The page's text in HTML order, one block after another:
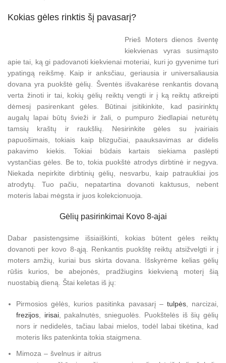
Kokias gėles rinktis šį pavasarį?
Prieš Moters dienos šventę
kiekvienas vyras susimąsto
apie tai, ką gi padovanoti kiekvienai moteriai, kuri jo gyvenime turi
ypatingą reikšmę. Kaip ir anksčiau, geriausia ir universaliausia
dovana yra puokštė gėlių. Šventės išvakarėse renkantis dovaną
verta žinoti ir tai, kokių gėlių reiktų vengti ir į ką reiktų atkreipti
dėmesį pasirenkant gėles. Būtinai įsitikinkite, kad pasirinktų
augalų lapai būtų švieži ir žali, o pumpuro žiedlapiai neturėtų
tamsių kraštų ir raukšlių. Nesirinkite gėles su įvairiais
papuošimais, tokiais kaip blizgučiai, paauksavimas ar didelis
pakavimo kiekis. Tokiai būdais kartais siekiama paslėpti
vystančias gėles. Be to, tokia puokštė atrodys dirbtinė ir negyva.
Niekada nepirkite dirbtinių gėlių, nesvarbu, kaip patraukliai jos
atrodytų. Tuo pačiu, nepatartina dovanoti kaktusus, nebent
moteris labai mėgsta ir juos kolekcionuoja.
Gėlių pasirinkimai Kovo 8-ajai
Dabar pasistengsime išsiaiškinti, kokias būtent gėles reiktų
dovanoti per kovo 8-ąją. Renkantis puokštę reiktų atsižvelgti ir į
moters amžių, kuriai bus skirta dovana. Išskyrėme kelias gėlių
rūšis kurios, be abejonės, pradžiugins kiekvieną moterį šią
nuostabią dieną. Štai keletas iš jų:
Pirmosios gėlės, kurios pasitinka pavasarį – tulpės, narcizai,
frezijos
irisai, pakalnutės, snieguolės. Puokštelės iš šių gėlių
nors ir nedidelės, tačiau labai mielos, todėl labai tikėtina, kad
moteris liks patenkinta tokia staigmena.
Mimoza – švelnus ir aitrus